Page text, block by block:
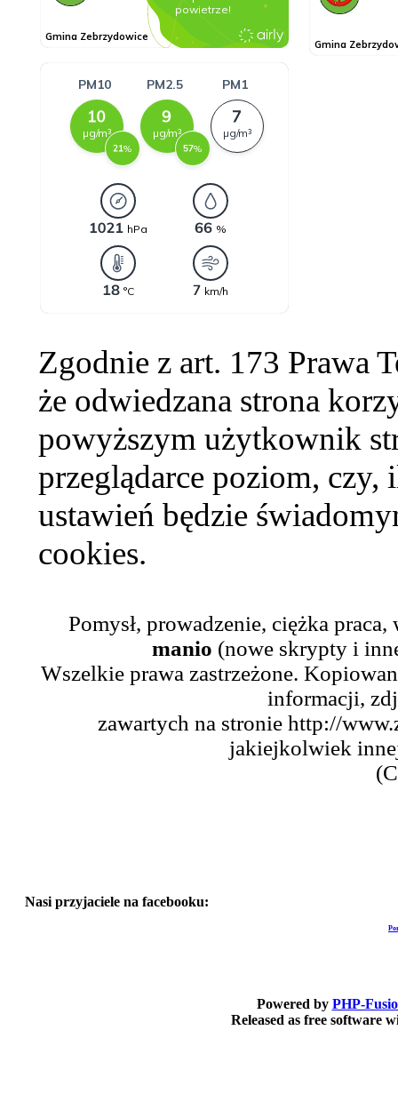
Zgodnie z art. 173 Prawa
że odwiedzana strona
powyższym użytkownik
przeglądarce poziom,
ustawień będzie
cookies.
Pomysł, prowadzenie, ciężka
manio (nowe skrypty i
Wszelkie prawa zastrzeżone.
informacji,
zawartych na stronie http://
jakiejkolwiek
Nasi przyjaciele na facebooku:
Powered by PHP-
Released as free software